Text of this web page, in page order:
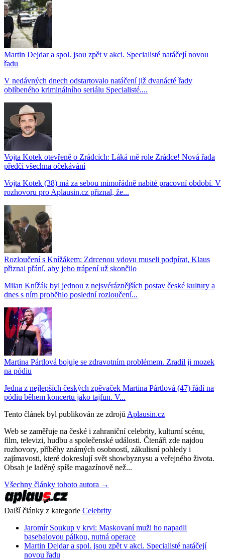
Martin Dejdar a spol. jsou zpět v akci. Specialisté natáčejí novou
řadu
V nedávných dnech odstartovalo natáčení již dvanácté řady
oblíbeného kriminálního seriálu Specialisté....
Vojta Kotek otevřeně o Zrádcích: Láká mě role Zrádce! Nová řada
předčí všechna očekávání
Vojta Kotek (38) má za sebou mimořádně nabité pracovní období. V
rozhovoru pro Aplausin.cz přiznal, že...
Rozloučení s Knížákem: Zdrcenou vdovu museli podpírat, Klaus
přiznal přání, aby jeho trápení už skončilo
Milan Knížák byl jednou z nejsvéráznějších postav české kultury a
dnes s ním proběhlo poslední rozloučení...
Martina Pártlová bojuje se zdravotním problémem. Zradil ji mozek
na pódiu
Jedna z nejlepších českých zpěvaček Martina Pártlová (47) řádí na
pódiu během koncertu jako tajfun. V...
Tento článek byl publikován ze zdrojů Aplausin.cz
Web se zaměřuje na české i zahraniční celebrity, kulturní scénu,
film, televizi, hudbu a společenské události. Čtenáři zde najdou
rozhovory, příběhy známých osobností, zákulisní pohledy i
zajímavosti, které dokreslují svět showbyznysu a veřejného života.
Obsah je laděný spíše magazínově než...
Všechny články tohoto autora →
Další články z kategorie Celebrity
Jaromír Soukup v krvi: Maskovaní muži ho napadli
basebalovou pálkou, nutná operace
Martin Dejdar a spol. jsou zpět v akci. Specialisté natáčejí
novou řadu